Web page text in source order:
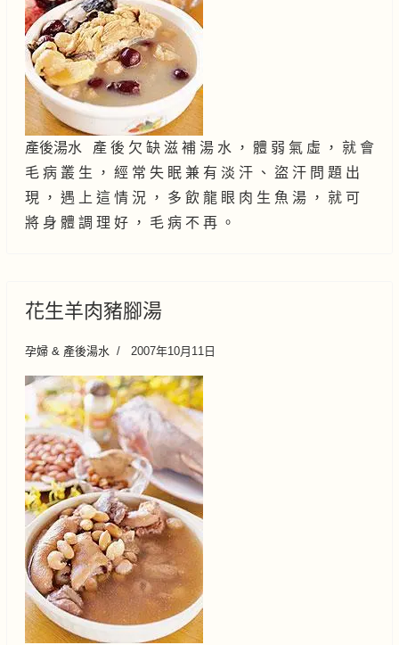
產後湯水 產 後 欠 缺 滋 補 湯 水 ， 體 弱 氣 虛 ， 就 會
毛 病 叢 生 ， 經 常 失 眠 兼 有 淡 汗 、 盜 汗 問 題 出
現 ， 遇 上 這 情 況 ， 多 飲 龍 眼 肉 生 魚 湯 ， 就 可
將 身 體 調 理 好 ， 毛 病 不 再 。
花生羊肉豬腳湯
孕婦 & 產後湯水 2007年10月11日